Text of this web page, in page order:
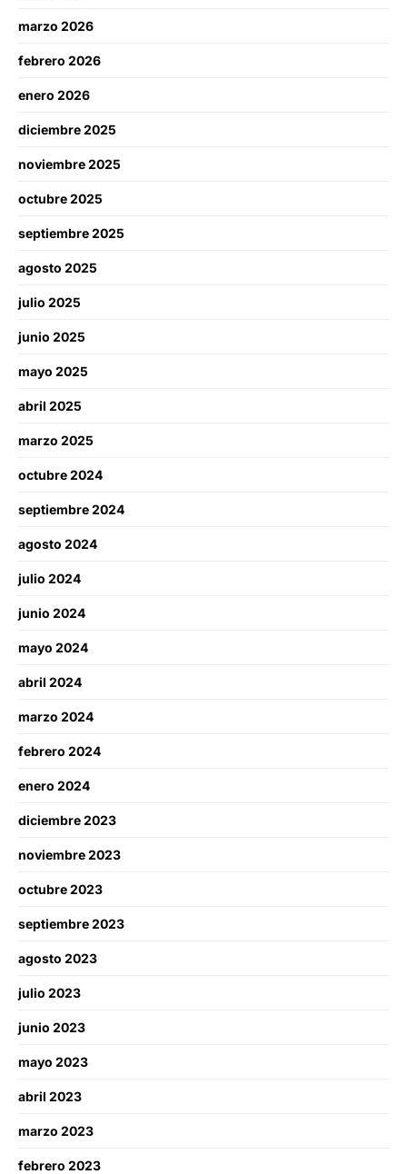
marzo 2026
febrero 2026
enero 2026
diciembre 2025
noviembre 2025
octubre 2025
septiembre 2025
agosto 2025
julio 2025
junio 2025
mayo 2025
abril 2025
marzo 2025
octubre 2024
septiembre 2024
agosto 2024
julio 2024
junio 2024
mayo 2024
abril 2024
marzo 2024
febrero 2024
enero 2024
diciembre 2023
noviembre 2023
octubre 2023
septiembre 2023
agosto 2023
julio 2023
junio 2023
mayo 2023
abril 2023
marzo 2023
febrero 2023